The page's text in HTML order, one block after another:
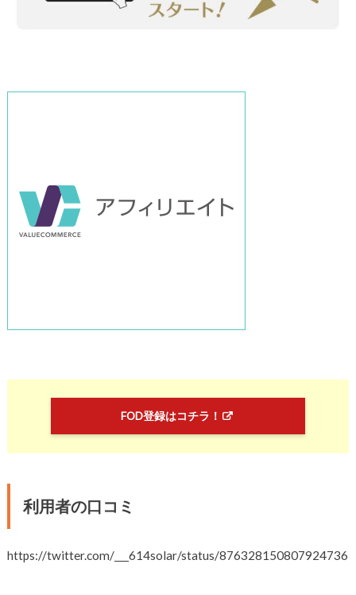
FOD登録はコチラ！
利用者の口コミ
https://twitter.com/___614solar/status/876328150807924736